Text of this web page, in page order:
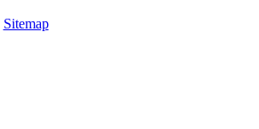
Sitemap